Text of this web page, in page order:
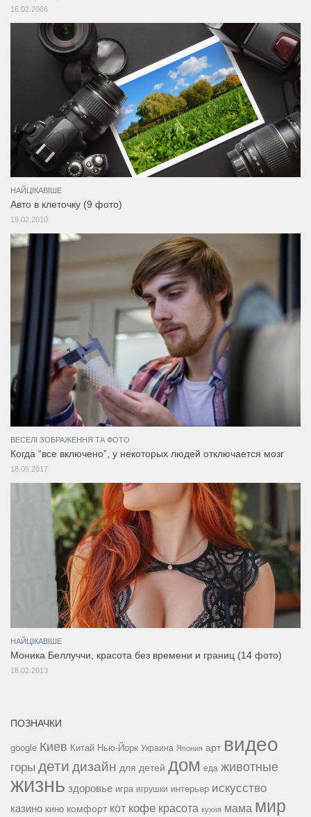
16.02.2006
НАЙЦІКАВІШЕ
Авто в клеточку (9 фото)
19.02.2010
ВЕСЕЛІ ЗОБРАЖЕННЯ ТА ФОТО
Когда “все включено”, у некоторых людей отключается мозг
18.05.2017
НАЙЦІКАВІШЕ
Моника Беллуччи, красота без времени и границ (14 фото)
18.02.2013
ПОЗНАЧКИ
google Киев Китай Нью-Йорк Украина Япония арт видео
горы дети дизайн для детей дом еда животные
жизнь здоровье игра игрушки интерьер искусство
казино кино комфорт кот кофе красота кухня мама мир